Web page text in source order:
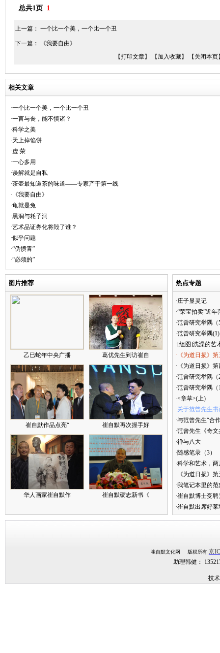
总共1页 1
上一篇： 一个比一个美，一个比一个丑
下一篇：
《我要自由》
【打印文章】
【加入收藏】 【关闭本页
相关文章
·一个比一个美，一个比一个丑
·一言与丧，能不慎诸？
·科学之美
·天上掉馅饼
·虚 荣
·一心多用
·误解就是自私
·茶壶最知道茶的味道——专家产于第一线
·《我要自由》
·龟就是兔
·黑洞与耗子洞
·艺术品证券化将毁了谁？
·似乎问题
·“伪愤青”
·“必须的”
图片推荐
乙巳蛇年中央广播 葛优先生到访崔自
崔自默作品点亮“ 崔自默再次握手好
华人画家崔自默作 崔自默砺志新书《
热点专题
·庄子显灵记
·“荣宝拍卖”近
·范曾研究举隅（
·范曾研究举隅(1)
·[组图]洗澡的艺
·《为道日损》
·《为道日损》
·范曾研究举隅（
·范曾研究举隅（
·<章草>(上)
·关于范曾先生
·与范曾先生“合
·范曾先生《奇
·禅与八大
·随感笔录（3）
·科学和艺术，
·《为道日损》
·我笔记本里的
·崔自默博士受
·崔自默出席好
崔自默文化网 版权所有 京
助理韩健：
技